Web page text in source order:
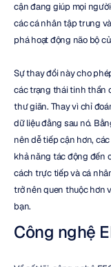
cận đang giúp mọi
các cá nhân tập trung
phá hoạt động não bộ
Sự thay đổi này cho
các trạng thái tinh thần
thư giãn. Thay vì chỉ
dữ liệu đằng sau nó.
nên dễ tiếp cận hơn,
khả năng tác động đến
cách trực tiếp và cá
trở nên quen thuộc hơn
bạn.
Công nghệ